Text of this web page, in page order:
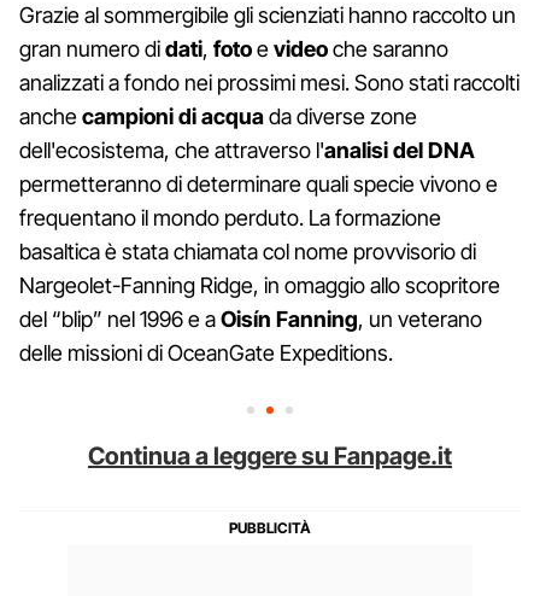
Grazie al sommergibile gli scienziati hanno raccolto un
gran numero didati, fotoevideoche saranno
analizzati a fondo nei prossimi mesi. Sono stati raccolti
anchecampioni di acquada diverse zone
dell'ecosistema, che attraverso l'analisi del DNA
permetteranno di determinare quali specie vivono e
frequentano il mondo perduto. La formazione
basaltica è stata chiamata col nome provvisorio di
Nargeolet-Fanning Ridge, in omaggio allo scopritore
del “blip” nel 1996 e aOisín Fanning, un veterano
delle missioni di OceanGate Expeditions.
Continua a leggere su Fanpage.it